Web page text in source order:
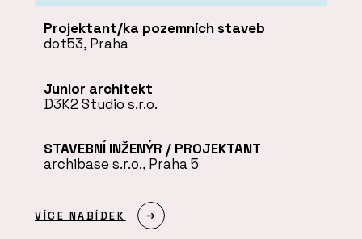
Projektant/ka pozemních staveb
dot53, Praha
Junior architekt
D3K2 Studio s.r.o.
STAVEBNÍ INŽENÝR / PROJEKTANT
archibase s.r.o., Praha 5
VÍCE NABÍDEK